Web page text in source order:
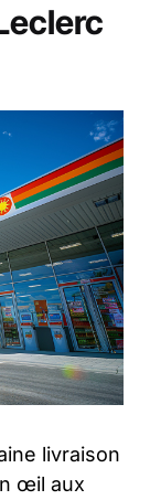
livraison
œil aux